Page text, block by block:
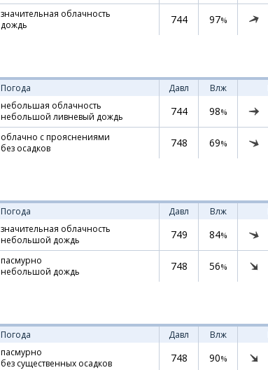
значительная облачность
дождь
744 97%
Погода Давл Влж
небольшая облачность
небольшой ливневый дождь
744 98%
облачно с прояснениями
без осадков
748 69%
Погода Давл Влж
значительная облачность
небольшой дождь
749 84%
пасмурно
небольшой дождь
748 56%
Погода Давл Влж
пасмурно
без существенных осадков
748 90%